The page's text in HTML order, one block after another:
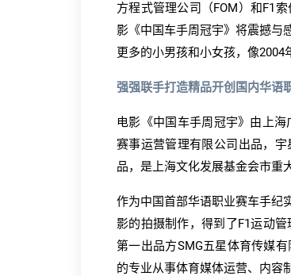
方程式管理公司（FOM）和F1
影《中国车手周冠宇》将震撼与
更多的小男孩和小女孩，像2004
强强联手打造精品开创国内华语
电影《中国车手周冠宇》由上
赛事运营管理有限公司出品，
品，是上海文化发展基金会市重
作为中国首部华语职业赛车手纪
影的拍摄制作，得到了F1运动
第一出品方SMG五星体育传媒
的专业从事体育媒体运营、内容